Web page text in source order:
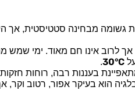
גשומה מבחינה סטטיסטית, אך
אך לרוב אינו חם מאוד. ימי
30°C
.
בעננות רבה, רוחות
הוא בעיקר אפור, רטוב וקר,